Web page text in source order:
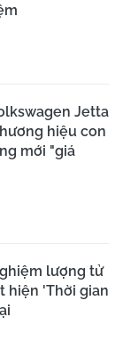
Jetta
hiệu con
mới "giá
lượng tử
hiện 'Thời gian